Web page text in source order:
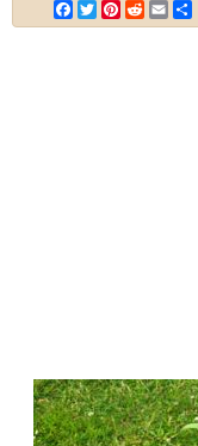
Facebook
TwitterPinterest
RedditEmail